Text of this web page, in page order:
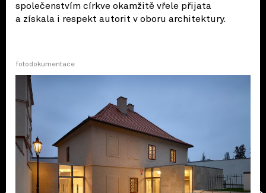
společenstvím církve okamžitě vřele přijata
a získala i respekt autorit v oboru architektury.
fotodokumentace